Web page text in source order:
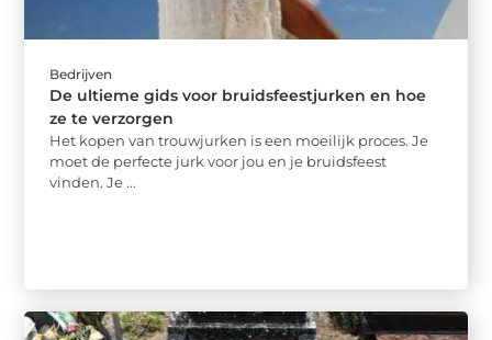
Bedrijven
De ultieme gids voor bruidsfeestjurken en hoe
ze te verzorgen
Het kopen van trouwjurken is een moeilijk proces. Je
moet de perfecte jurk voor jou en je bruidsfeest
vinden. Je ...